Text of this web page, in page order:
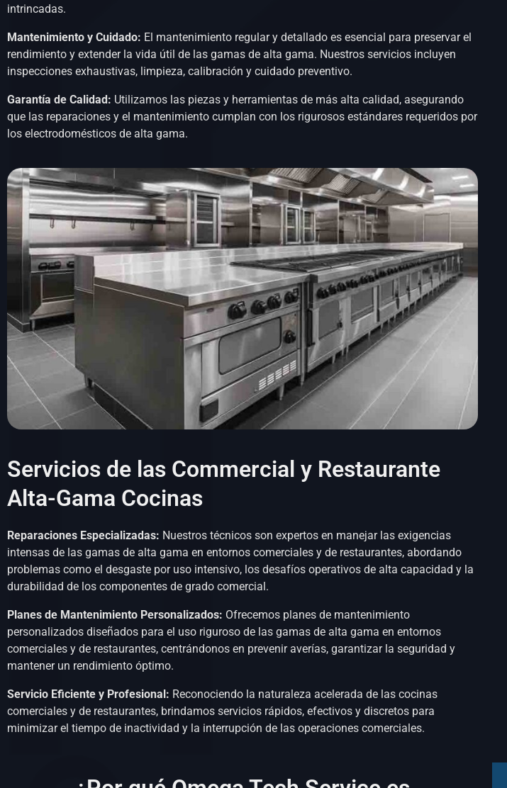
intrincadas.
Mantenimiento y Cuidado: El mantenimiento regular y detallado es esencial para preservar el
rendimiento y extender la vida útil de las gamas de alta gama. Nuestros servicios incluyen
inspecciones exhaustivas, limpieza, calibración y cuidado preventivo.
Garantía de Calidad: Utilizamos las piezas y herramientas de más alta calidad, asegurando
que las reparaciones y el mantenimiento cumplan con los rigurosos estándares requeridos por
los electrodomésticos de alta gama.
Servicios de las Commercial y Restaurante
Alta-Gama Cocinas
Reparaciones Especializadas: Nuestros técnicos son expertos en manejar las exigencias
intensas de las gamas de alta gama en entornos comerciales y de restaurantes, abordando
problemas como el desgaste por uso intensivo, los desafíos operativos de alta capacidad y la
durabilidad de los componentes de grado comercial.
Planes de Mantenimiento Personalizados: Ofrecemos planes de mantenimiento
personalizados diseñados para el uso riguroso de las gamas de alta gama en entornos
comerciales y de restaurantes, centrándonos en prevenir averías, garantizar la seguridad y
mantener un rendimiento óptimo.
Servicio Eficiente y Profesional: Reconociendo la naturaleza acelerada de las cocinas
comerciales y de restaurantes, brindamos servicios rápidos, efectivos y discretos para
minimizar el tiempo de inactividad y la interrupción de las operaciones comerciales.